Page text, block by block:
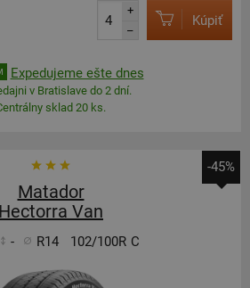
+
–
Kúpiť
Expedujeme ešte dnes
v Bratislave do 2 dní.
sklad 20 ks.
-45%
Matador
Hectorra Van
- R14 102/100R C